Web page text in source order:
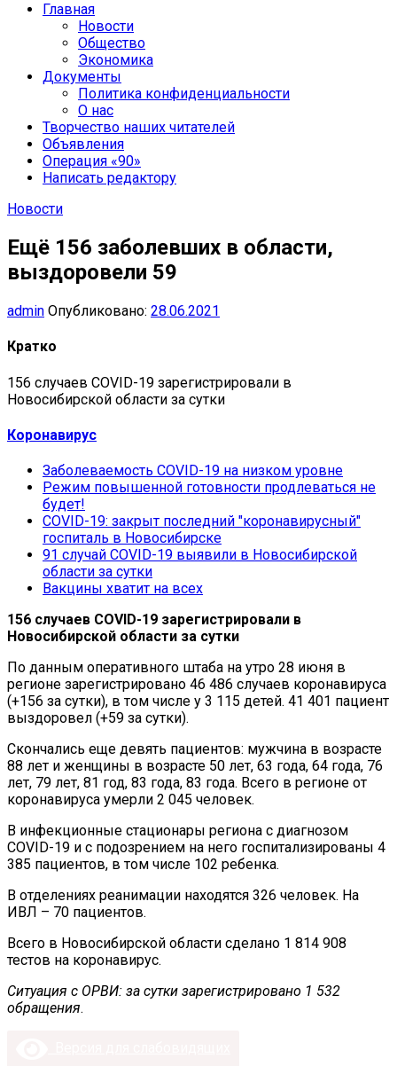
Главная
Новости
Общество
Экономика
Документы
Политика конфиденциальности
О нас
Творчество наших читателей
Объявления
Операция «90»
Написать редактору
Новости
Ещё 156 заболевших в области,
выздоровели 59
admin Опубликовано: 28.06.2021
Кратко
156 случаев COVID-19 зарегистрировали в
Новосибирской области за сутки
Коронавирус
Заболеваемость COVID-19 на низком уровне
Режим повышенной готовности продлеваться не
будет!
COVID-19: закрыт последний "коронавирусный"
госпиталь в Новосибирске
91 случай COVID-19 выявили в Новосибирской
области за сутки
Вакцины хватит на всех
156 случаев COVID-19 зарегистрировали в
Новосибирской области за сутки
По данным оперативного штаба на утро 28 июня в
регионе зарегистрировано 46 486 случаев коронавируса
(+156 за сутки), в том числе у 3 115 детей. 41 401 пациент
выздоровел (+59 за сутки).
Скончались еще девять пациентов: мужчина в возрасте
88 лет и женщины в возрасте 50 лет, 63 года, 64 года, 76
лет, 79 лет, 81 год, 83 года, 83 года. Всего в регионе от
коронавируса умерли 2 045 человек.
В инфекционные стационары региона с диагнозом
COVID-19 и с подозрением на него госпитализированы 4
385 пациентов, в том числе 102 ребенка.
В отделениях реанимации находятся 326 человек. На
ИВЛ – 70 пациентов.
Всего в Новосибирской области сделано 1 814 908
тестов на коронавирус.
Ситуация с ОРВИ: за сутки зарегистрировано 1 532
обращения.